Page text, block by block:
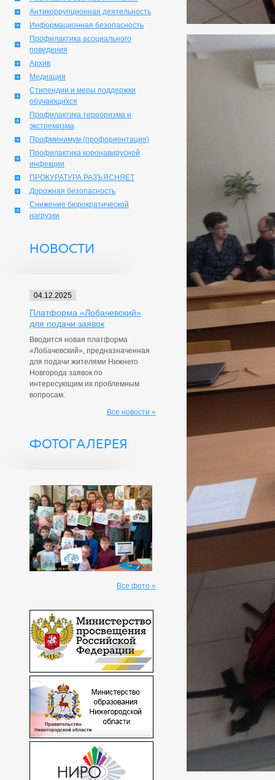
Антикоррупционная деятельность
Информационная безопасность
Профилактика асоциального
поведения
Архив
Медиация
Стипендии и меры поддержки
обучающихся
Профилактика терроризма и
экстремизма
Профминимум (профориентация)
Профилактика коронавирусной
инфекции
ПРОКУРАТУРА РАЗЪЯСНЯЕТ
Дорожная безопасность
Снижение бюрократической
нагрузки
НОВОСТИ
04.12.2025
Платформа «Лобачевский»
для подачи заявок
Вводится новая платформа
«Лобачевский», предназначенная
для подачи жителями Нижнего
Новгорода заявок по
интересующим их проблемным
вопросам.
Все новости »
ФОТОГАЛЕРЕЯ
Все фото »